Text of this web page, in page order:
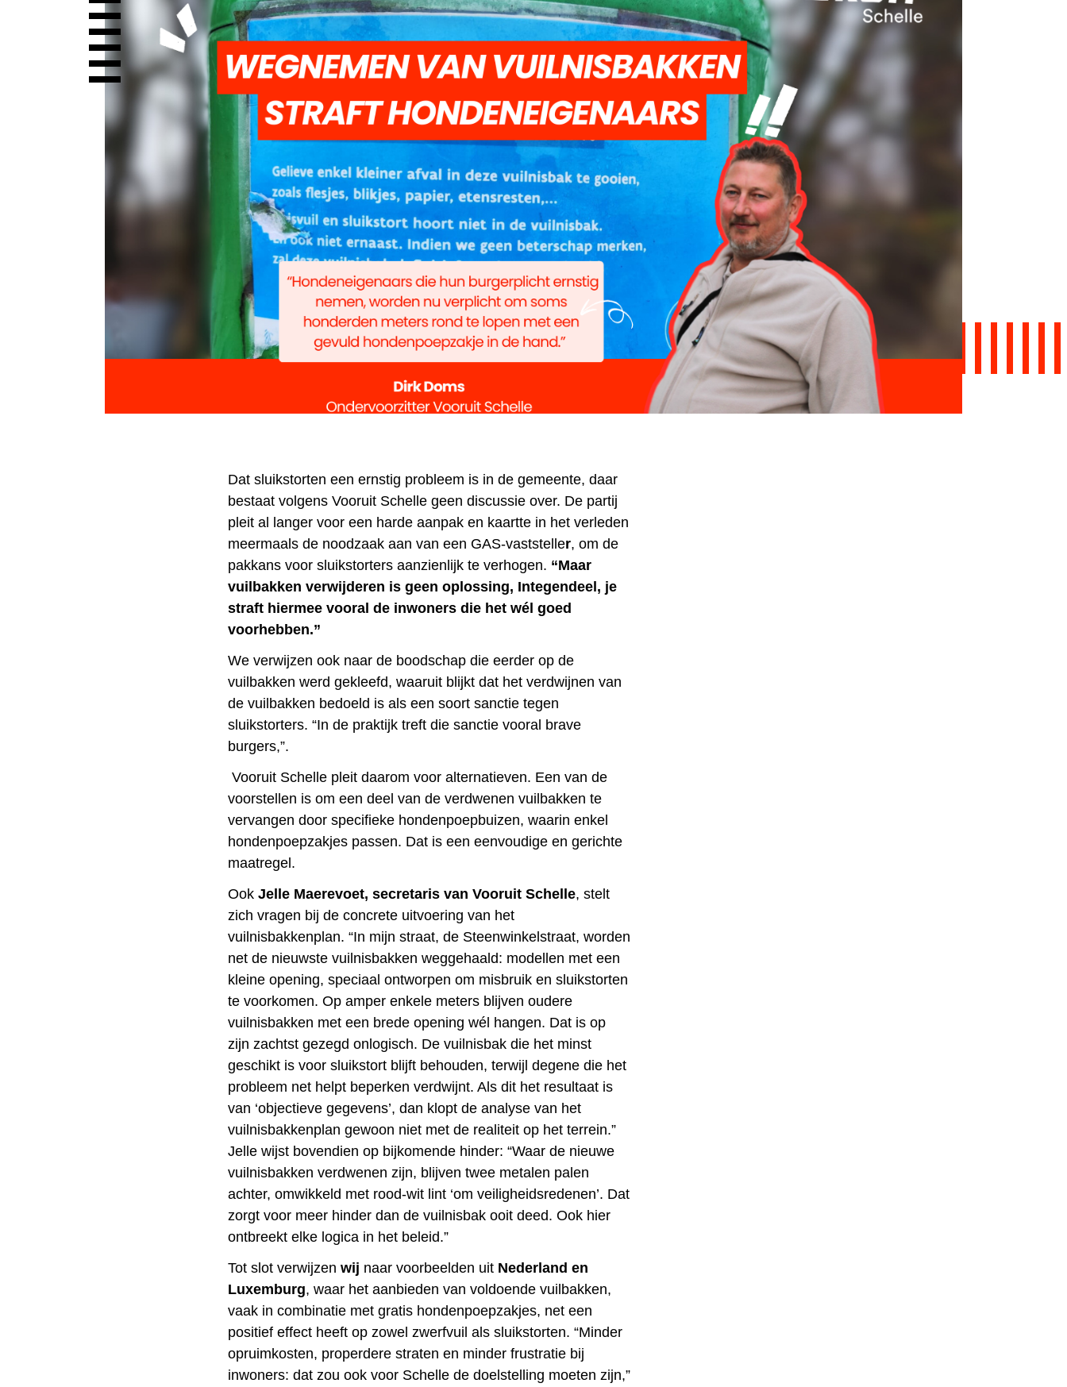
Dat sluikstorten een ernstig probleem is in de gemeente, daar
bestaat volgens Vooruit Schelle geen discussie over. De partij
pleit al langer voor een harde aanpak en kaartte in het verleden
meermaals de noodzaak aan van een GAS-vaststeller, om de
pakkans voor sluikstorters aanzienlijk te verhogen. “Maar
vuilbakken verwijderen is geen oplossing, Integendeel, je
straft hiermee vooral de inwoners die het wél goed
voorhebben.”
We verwijzen ook naar de boodschap die eerder op de
vuilbakken werd gekleefd, waaruit blijkt dat het verdwijnen van
de vuilbakken bedoeld is als een soort sanctie tegen
sluikstorters. “In de praktijk treft die sanctie vooral brave
burgers,”.
Vooruit Schelle pleit daarom voor alternatieven. Een van de
voorstellen is om een deel van de verdwenen vuilbakken te
vervangen door specifieke hondenpoepbuizen, waarin enkel
hondenpoepzakjes passen. Dat is een eenvoudige en gerichte
maatregel.
OokJelle Maerevoet, secretaris van Vooruit Schelle, stelt
zich vragen bij de concrete uitvoering van het
vuilnisbakkenplan. “In mijn straat, de Steenwinkelstraat, worden
net de nieuwste vuilnisbakken weggehaald: modellen met een
kleine opening, speciaal ontworpen om misbruik en sluikstorten
te voorkomen. Op amper enkele meters blijven oudere
vuilnisbakken met een brede opening wél hangen. Dat is op
zijn zachtst gezegd onlogisch. De vuilnisbak die het minst
geschikt is voor sluikstort blijft behouden, terwijl degene die het
probleem net helpt beperken verdwijnt. Als dit het resultaat is
van ‘objectieve gegevens’, dan klopt de analyse van het
vuilnisbakkenplan gewoon niet met de realiteit op het terrein.”
Jelle wijst bovendien op bijkomende hinder: “Waar de nieuwe
vuilnisbakken verdwenen zijn, blijven twee metalen palen
achter, omwikkeld met rood-wit lint ‘om veiligheidsredenen’. Dat
zorgt voor meer hinder dan de vuilnisbak ooit deed. Ook hier
ontbreekt elke logica in het beleid.”
Tot slot verwijzenwij naar voorbeelden uit Nederland en
Luxemburg, waar het aanbieden van voldoende vuilbakken,
vaak in combinatie met gratis hondenpoepzakjes, net een
positief effect heeft op zowel zwerfvuil als sluikstorten. “Minder
opruimkosten, properdere straten en minder frustratie bij
inwoners: dat zou ook voor Schelle de doelstelling moeten zijn,”